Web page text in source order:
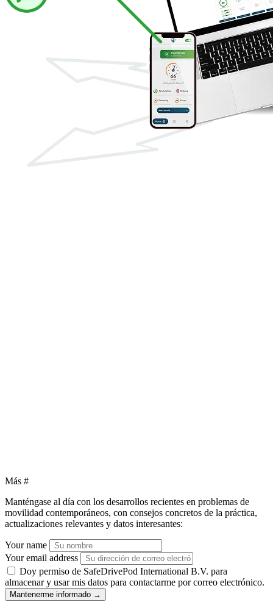
Más #
Manténgase al día con los desarrollos recientes en problemas de
movilidad contemporáneos, con consejos concretos de la práctica,
actualizaciones relevantes y datos interesantes:
Your name
Your email address
Doy permiso de SafeDrivePod International B.V. para
almacenar y usar mis datos para contactarme por correo electrónico.
Mantenerme informado →